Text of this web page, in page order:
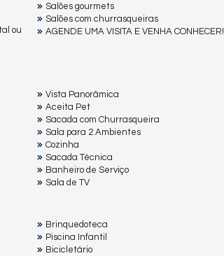
ou
Salões gourmets
Salões com churrasqueiras
AGENDE UMA VISITA E VENHA CONHECER!
Vista Panorâmica
Aceita Pet
Sacada com Churrasqueira
Sala para 2 Ambientes
Cozinha
Sacada Técnica
Banheiro de Serviço
Sala de TV
Brinquedoteca
Piscina Infantil
Bicicletário